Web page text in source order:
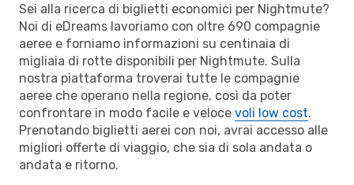
Sei alla ricerca di biglietti economici per Nightmute?
Noi di eDreams lavoriamo con oltre 690 compagnie
aeree e forniamo informazioni su centinaia di
migliaia di rotte disponibili per Nightmute. Sulla
nostra piattaforma troverai tutte le compagnie
aeree che operano nella regione, così da poter
confrontare in modo facile e veloce voli low cost.
Prenotando biglietti aerei con noi, avrai accesso alle
migliori offerte di viaggio, che sia di sola andata o
andata e ritorno.